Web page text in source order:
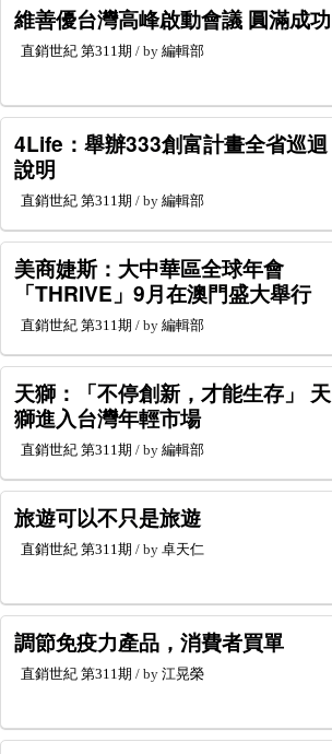
維善優台灣高峰啟動會議 圓滿成功
直銷世紀 第311期 / by 編輯部
4Life：舉辦333創富計畫全省巡迴
說明
直銷世紀 第311期 / by 編輯部
美商婕斯：大中華區全球年會
「THRIVE」9月在澳門盛大舉行
直銷世紀 第311期 / by 編輯部
天獅：「不停創新，才能生存」 天
獅進入台灣年輕市場
直銷世紀 第311期 / by 編輯部
旅遊可以不只是旅遊
直銷世紀 第311期 / by 卓天仁
調節免疫力產品，消費者買單
直銷世紀 第311期 / by 江晃榮